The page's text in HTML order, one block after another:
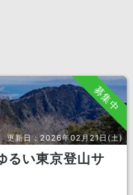
募集中
更新日：2026年02月21日(土)
るい東京登山サ